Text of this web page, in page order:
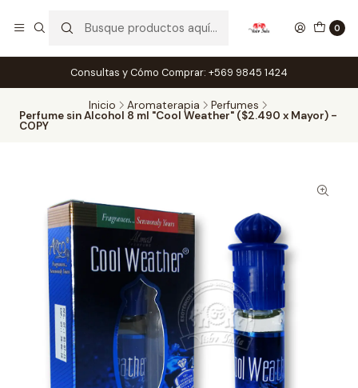
0
Consultas y Cómo Comprar: +569 9845 1424
Inicio Aromaterapia Perfumes
Perfume sin Alcohol 8 ml "Cool Weather" ($2.490 x Mayor) -
COPY